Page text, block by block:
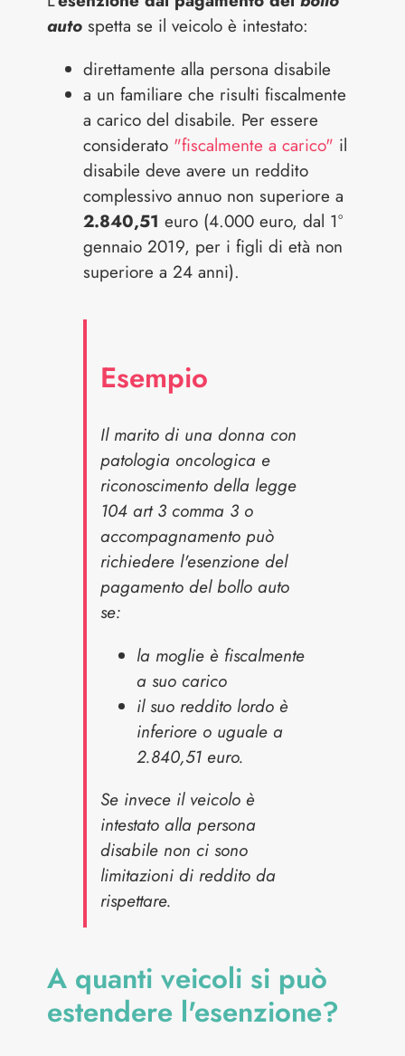
auto spetta se il veicolo è intestato:
direttamente alla persona disabile
a un familiare che risulti fiscalmente
a carico del disabile. Per essere
considerato "fiscalmente a carico" il
disabile deve avere un reddito
complessivo annuo non superiore a
2.840,51 euro (4.000 euro, dal 1°
gennaio 2019, per i figli di età non
superiore a 24 anni).
Esempio
Il marito di una donna con
patologia oncologica e
riconoscimento della legge
104 art 3 comma 3 o
accompagnamento può
richiedere l'esenzione del
pagamento del bollo auto
se:
la moglie è fiscalmente
a suo carico
il suo reddito lordo è
inferiore o uguale a
2.840,51 euro.
Se invece il veicolo è
intestato alla persona
disabile non ci sono
limitazioni di reddito da
rispettare.
A quanti veicoli si può
estendere l'esenzione?